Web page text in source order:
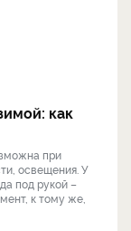
как
при
освещения. У
под рукой –
к тому же,